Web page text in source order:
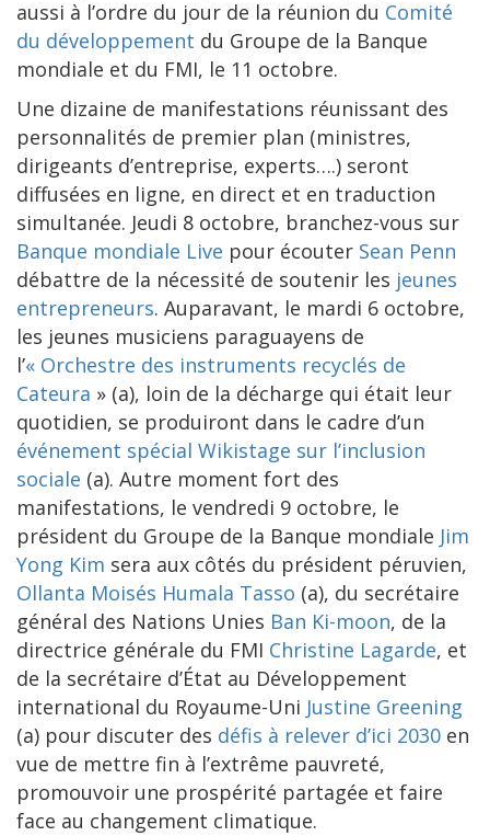
aussi à l’ordre du jour de la réunion du Comité
du développement du Groupe de la Banque
mondiale et du FMI, le 11 octobre.
Une dizaine de manifestations réunissant des
personnalités de premier plan (ministres,
dirigeants d’entreprise, experts….) seront
diffusées en ligne, en direct et en traduction
simultanée. Jeudi 8 octobre, branchez-vous sur
Banque mondiale Live pour écouter Sean Penn
débattre de la nécessité de soutenir les jeunes
entrepreneurs. Auparavant, le mardi 6 octobre,
les jeunes musiciens paraguayens de
l’« Orchestre des instruments recyclés de
Cateura » (a), loin de la décharge qui était leur
quotidien, se produiront dans le cadre d’un
événement spécial Wikistage sur l’inclusion
sociale (a). Autre moment fort des
manifestations, le vendredi 9 octobre, le
président du Groupe de la Banque mondiale Jim
Yong Kim sera aux côtés du président péruvien,
Ollanta Moisés Humala Tasso (a), du secrétaire
général des Nations Unies Ban Ki-moon, de la
directrice générale du FMI Christine Lagarde, et
de la secrétaire d’État au Développement
international du Royaume-Uni Justine Greening
(a) pour discuter des défis à relever d’ici 2030 en
vue de mettre fin à l’extrême pauvreté,
promouvoir une prospérité partagée et faire
face au changement climatique.